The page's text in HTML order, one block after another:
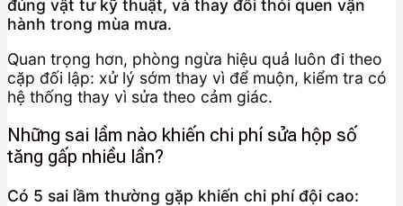
đúng vật tư kỹ thuật, và thay đổi thói quen vận
hành trong mùa mưa.
Quan trọng hơn, phòng ngừa hiệu quả luôn đi theo
cặp đối lập: xử lý sớm thay vì để muộn, kiểm tra có
hệ thống thay vì sửa theo cảm giác.
Những sai lầm nào khiến chi phí sửa hộp số
tăng gấp nhiều lần?
Có 5 sai lầm thường gặp khiến chi phí đội cao: